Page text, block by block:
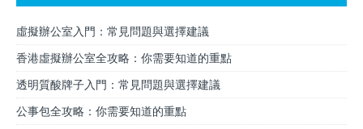
虛擬辦公室入門：常見問題與選擇建議
香港虛擬辦公室全攻略：你需要知道的重點
透明質酸牌子入門：常見問題與選擇建議
公事包全攻略：你需要知道的重點